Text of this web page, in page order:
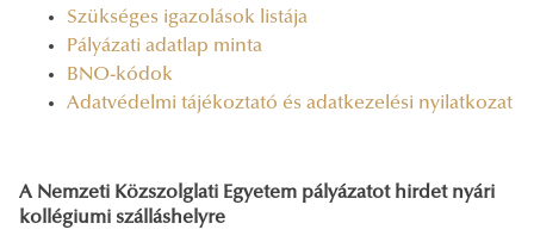
Szükséges igazolások listája
Pályázati adatlap minta
BNO-kódok
Adatvédelmi tájékoztató és adatkezelési nyilatkozat
A Nemzeti Közszolglati Egyetem pályázatot hirdet nyári
kollégiumi szálláshelyre